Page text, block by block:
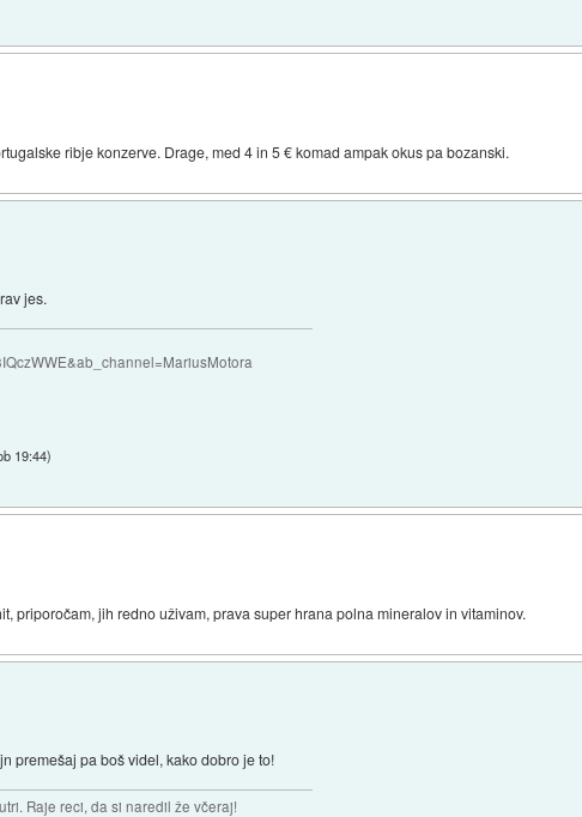
ribje konzerve. Drage, med 4 in 5 € komad ampak okus pa bozanski.
jes.
19:44)
priporočam, jih redno uživam, prava super hrana polna mineralov in vitaminov.
premešaj pa boš videl, kako dobro je to!
Raje reci, da si naredil že včeraj!